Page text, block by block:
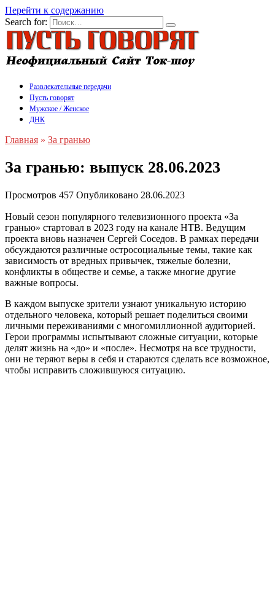
Перейти к содержанию
Search for:
Развлекательные передачи
Пусть говорят
Мужское / Женское
ДНК
Главная » За гранью
За гранью: выпуск 28.06.2023
Просмотров 457 Опубликовано 28.06.2023
Новый сезон популярного телевизионного проекта «За
гранью» стартовал в 2023 году на канале НТВ. Ведущим
проекта вновь назначен Сергей Соседов. В рамках передачи
обсуждаются различные остросоциальные темы, такие как
зависимость от вредных привычек, тяжелые болезни,
конфликты в обществе и семье, а также многие другие
важные вопросы.
В каждом выпуске зрители узнают уникальную историю
отдельного человека, который решает поделиться своими
личными переживаниями с многомиллионной аудиторией.
Герои программы испытывают сложные ситуации, которые
делят жизнь на «до» и «после». Несмотря на все трудности,
они не теряют веры в себя и стараются сделать все возможное,
чтобы исправить сложившуюся ситуацию.